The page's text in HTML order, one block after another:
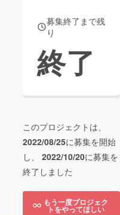
募集終了まで残
り
終了
このプロジェクトは、
2022/08/25に募集を開始
し、 2022/10/20に募集を
終了しました
もう一度プロジェク
トをやってほしい